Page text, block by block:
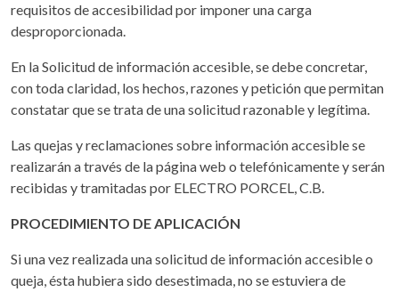
requisitos de accesibilidad por imponer una carga
desproporcionada.
En la Solicitud de información accesible, se debe concretar,
con toda claridad, los hechos, razones y petición que permitan
constatar que se trata de una solicitud razonable y legítima.
Las quejas y reclamaciones sobre información accesible se
realizarán a través de la página web o telefónicamente y serán
recibidas y tramitadas por ELECTRO PORCEL, C.B.
PROCEDIMIENTO DE APLICACIÓN
Si una vez realizada una solicitud de información accesible o
queja, ésta hubiera sido desestimada, no se estuviera de